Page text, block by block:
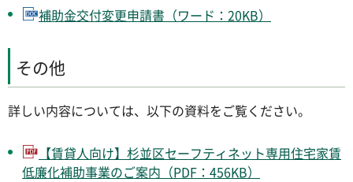
補助金交付変更申請書（ワード：20KB）
その他
詳しい内容については、以下の資料をご覧ください。
【賃貸人向け】杉並区セーフティネット専用住宅家賃
低廉化補助事業のご案内（PDF：456KB）